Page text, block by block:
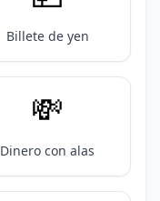
Billete de yen
💸
Dinero con alas